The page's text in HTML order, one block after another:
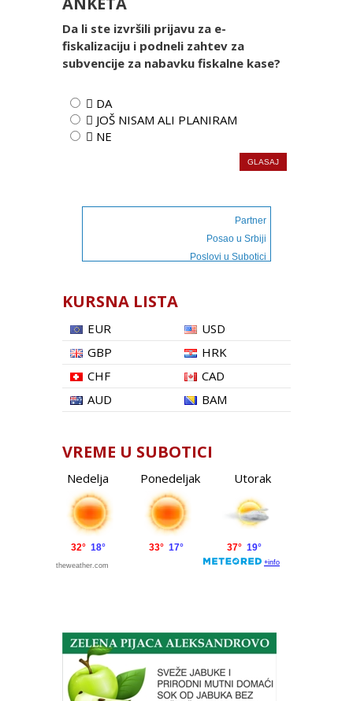
Da li ste izvršili prijavu za e-
fiskalizaciju i podneli zahtev za
subvencije za nabavku fiskalne kase?
 DA
 JOŠ NISAM ALI PLANIRAM
 NE
Partner
Posao u Srbiji
Poslovi u Subotici
KURSNA LISTA
EUR
USD
GBP
HRK
CHF
CAD
AUD
BAM
VREME U SUBOTICI
Nedelja Ponedeljak Utorak